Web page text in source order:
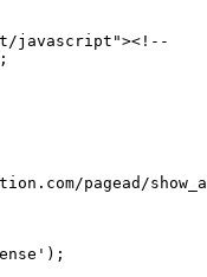
pagead/